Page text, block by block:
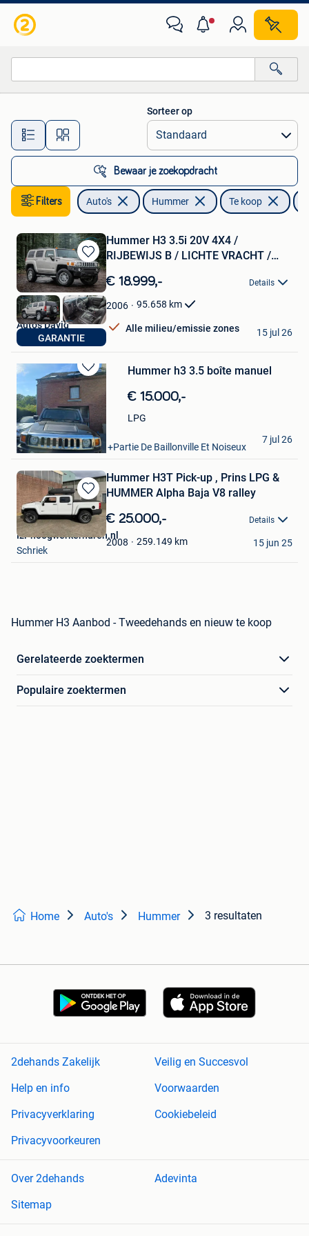
Alle afstanden…
Sorteer op
Bewaar je zoekopdracht
Filters Auto's Hummer Te koop
Bewaren
in
Mijn
Favorieten
GARANTIE
Hummer H3 3.5i 20V 4X4 /
RIJBEWIJS B / LICHTE VRACHT /
€ 18.999,- Details
2006 95.658 km
Alle milieu/emissie zones
Auto's David
Lebbeke
15 jul 26
Bewaren
in
Mijn
Favorieten
Hummer h3 3.5 boîte manuel
€ 15.000,-
LPG
daniel
Marche-En-Famenne +Partie De Baillonville Et Noiseux
7 jul 26
Bewaren
in
Mijn
Favorieten
Hummer H3T Pick-up , Prins LPG &
HUMMER Alpha Baja V8 ralley
€ 25.000,- Details
2008 259.149 km
Izi-hoogwerkerhuren.nl
Schriek
15 jun 25
Hummer H3 Aanbod - Tweedehands en nieuw te koop
Gerelateerde zoektermen
Populaire zoektermen
Home Auto's Hummer 3 resultaten
2dehands Zakelijk
Veilig en Succesvol
Help en info
Voorwaarden
Privacyverklaring
Cookiebeleid
Privacyvoorkeuren
Over 2dehands
Adevinta
Sitemap